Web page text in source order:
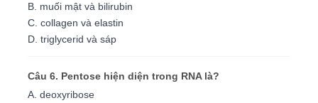
B. muối mật và bilirubin
C. collagen và elastin
D. triglycerid và sáp
Câu 6. Pentose hiện diện trong RNA là?
A. deoxyribose